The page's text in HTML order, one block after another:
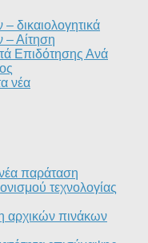
δικαιολογητικά
– Αίτηση
Επιδότησης Ανά
νέα
παράταση
τεχνολογίας
αρχικών πινάκων